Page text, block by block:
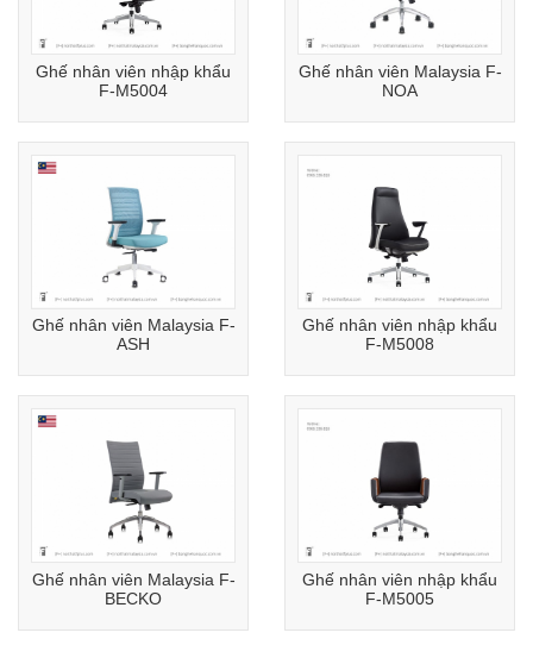
Ghế nhân viên nhập khẩu
F-M5004
Ghế nhân viên Malaysia F-
NOA
Ghế nhân viên Malaysia F-
ASH
Ghế nhân viên nhập khẩu
F-M5008
Ghế nhân viên Malaysia F-
BECKO
Ghế nhân viên nhập khẩu
F-M5005